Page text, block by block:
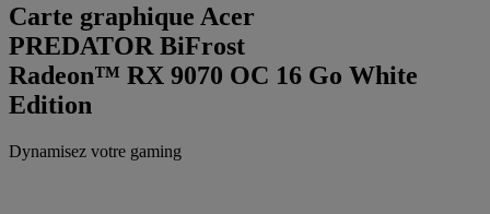
Carte graphique Acer
PREDATOR BiFrost
Radeon™ RX 9070 OC 16 Go White
Edition
Dynamisez votre gaming